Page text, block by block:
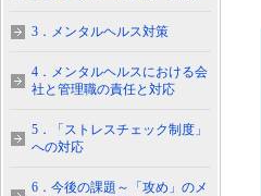
3．メンタルヘルス対策
4．メンタルヘルスにおける会
社と管理職の責任と対応
5．「ストレスチェック制度」
への対応
6．今後の課題～「攻め」のメ